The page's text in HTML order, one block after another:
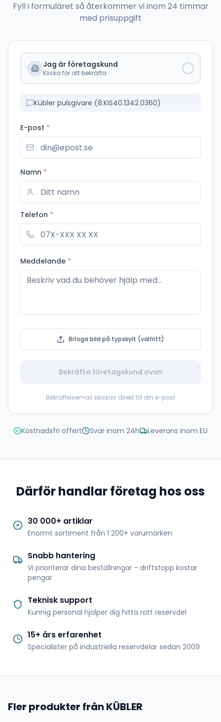
Fyll i formuläret så återkommer vi inom 24 timmar
med prisuppgift
Jag är företagskund
Klicka för att bekräfta
Kübler pulsgivare (8.KIS40.1342.0360)
E-post *
Namn *
Telefon *
Meddelande *
Bifoga bild på typskylt (valfritt)
Bekräfta företagskund ovan
Bekräftelsemail skickas direkt till din e-post
Kostnadsfri offert Svar inom 24h Leverans inom EU
Därför handlar företag hos oss
30 000+ artiklar
Enormt sortiment från 1 200+ varumärken
Snabb hantering
Vi prioriterar dina beställningar - driftstopp kostar
pengar
Teknisk support
Kunnig personal hjälper dig hitta rätt reservdel
15+ års erfarenhet
Specialister på industriella reservdelar sedan 2009
Fler produkter från KÜBLER